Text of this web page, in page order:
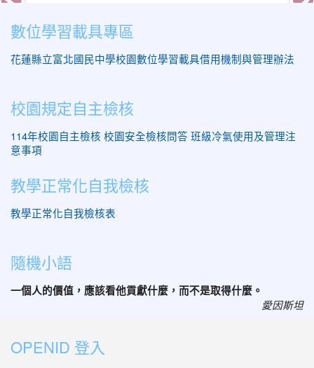
數位學習載具專區
花蓮縣立富北國民中學校園數位學習載具借用機制與管理辦法
校園規定自主檢核
114年校園自主檢核 校園安全檢核問答 班級冷氣使用及管理注
意事項
教學正常化自我檢核
教學正常化自我檢核表
隨機小語
一個人的價值，應該看他貢獻什麼，而不是取得什麼。
愛因斯坦
OPENID 登入